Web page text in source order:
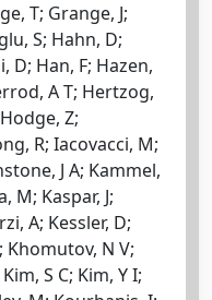
T; Grange, J;
S; Hahn, D;
D; Han, F; Hazen,
A T; Hertzog,
Z;
R; Iacovacci, M;
J A; Kammel,
M; Kaspar, J;
A; Kessler, D;
Khomutov, N V;
S C; Kim, Y I;